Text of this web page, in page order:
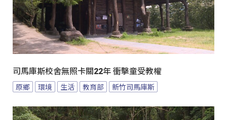
司馬庫斯校舍無照卡關22年 衝擊童受教權
原鄉 環境 生活 教育部 新竹司馬庫斯